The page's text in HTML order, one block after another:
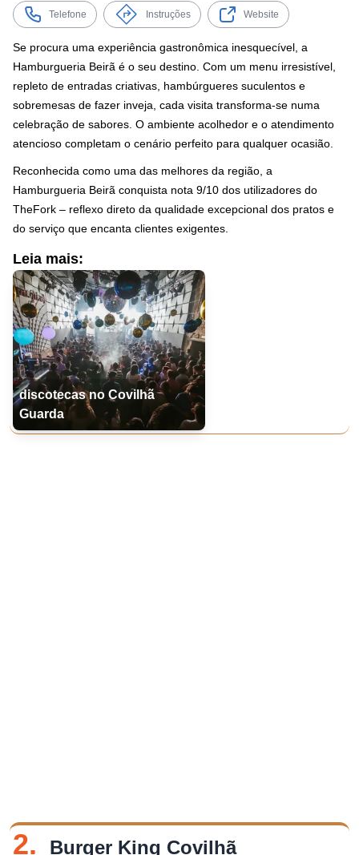
Telefone Instruções Website
Se procura uma experiência gastronômica inesquecível, a
Hamburgueria Beirã é o seu destino. Com um menu irresistível,
repleto de entradas criativas, hambúrgueres suculentos e
sobremesas de fazer inveja, cada visita transforma-se numa
celebração de sabores. O ambiente acolhedor e o atendimento
atencioso completam o cenário perfeito para qualquer ocasião.
Reconhecida como uma das melhores da região, a
Hamburgueria Beirã conquista nota 9/10 dos utilizadores do
TheFork – reflexo direto da qualidade excepcional dos pratos e
do serviço que encanta clientes exigentes.
Leia mais:
discotecas no Covilhã
Guarda
2. Burger King Covilhã